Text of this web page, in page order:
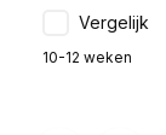
Vergelijk
10-12 weken